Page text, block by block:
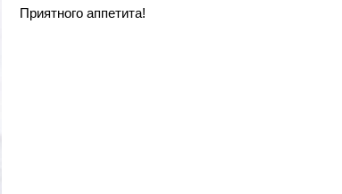
Приятного аппетита!